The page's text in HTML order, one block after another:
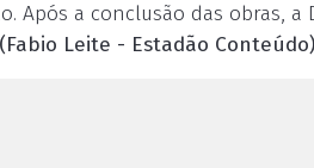
a conclusão das obras, a
(Fabio Leite - Estadão Conteúdo)